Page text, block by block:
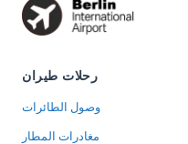
رحلات طيران
وصول الطائرات
مغادرات المطار